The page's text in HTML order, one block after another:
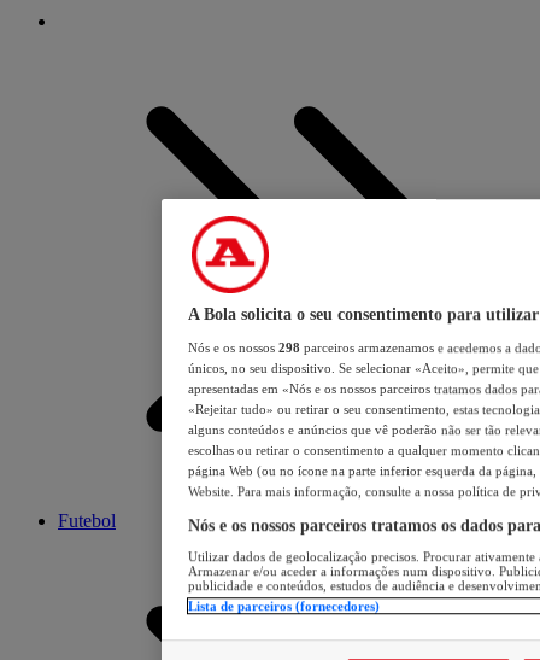
Futebol
A Bola solicita o seu consentimento para utilizar
Nós e os nossos 298 parceiros armazenamos e acedemos a
únicos, no seu dispositivo. Se selecionar «Aceito», permite
apresentadas em «Nós e os nossos parceiros tratamos dados
«Rejeitar tudo» ou retirar o seu consentimento, estas
alguns conteúdos e anúncios que vê poderão não ser tão
escolhas ou retirar o consentimento a qualquer momento
página Web (ou no ícone na parte inferior esquerda da página,
Website. Para mais informação, consulte a nossa política de
Nós e os nossos parceiros tratamos os dados
Utilizar dados de geolocalização precisos. Procurar
Armazenar e/ou aceder a informações num dispositivo.
publicidade e conteúdos, estudos de audiência e
Lista de parceiros (fornecedores)